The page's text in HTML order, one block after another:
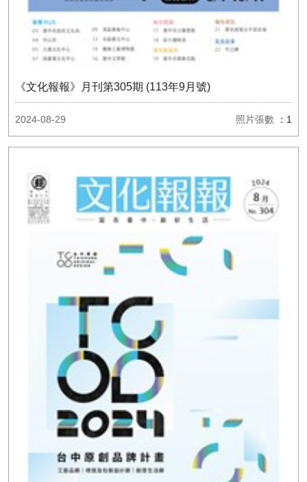
《文化報報》月刊第305期 (113年9月號)
2024-08-29 照片張數 ：1